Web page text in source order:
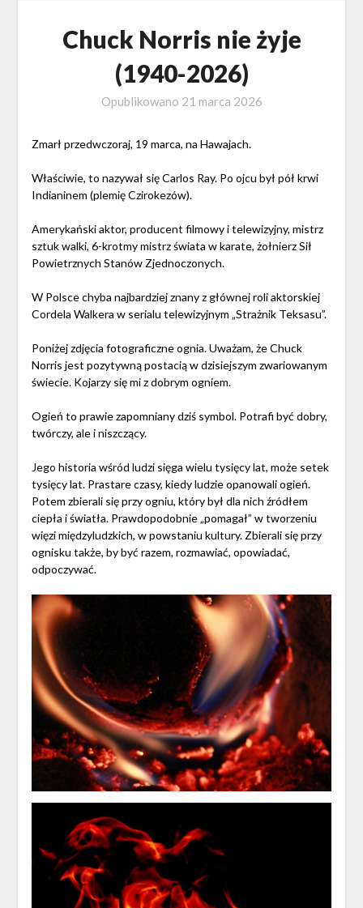
Chuck Norris nie żyje
(1940-2026)
Opublikowano 21 marca 2026
Zmarł przedwczoraj, 19 marca, na Hawajach.
Właściwie, to nazywał się Carlos Ray. Po ojcu był pół krwi
Indianinem (plemię Czirokezów).
Amerykański aktor, producent filmowy i telewizyjny, mistrz
sztuk walki, 6-krotmy mistrz świata w karate, żołnierz Sił
Powietrznych Stanów Zjednoczonych.
W Polsce chyba najbardziej znany z głównej roli aktorskiej
Cordela Walkera w serialu telewizyjnym „Strażnik Teksasu”.
Poniżej zdjęcia fotograficzne ognia. Uważam, że Chuck
Norris jest pozytywną postacią w dzisiejszym zwariowanym
świecie. Kojarzy się mi z dobrym ogniem.
Ogień to prawie zapomniany dziś symbol. Potrafi być dobry,
twórczy, ale i niszczący.
Jego historia wśród ludzi sięga wielu tysięcy lat, może setek
tysięcy lat. Prastare czasy, kiedy ludzie opanowali ogień.
Potem zbierali się przy ogniu, który był dla nich źródłem
ciepła i światła. Prawdopodobnie „pomagał” w tworzeniu
więzi międzyludzkich, w powstaniu kultury. Zbierali się przy
ognisku także, by być razem, rozmawiać, opowiadać,
odpoczywać.